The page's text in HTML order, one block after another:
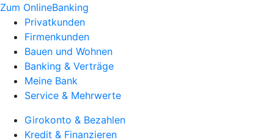
Zum OnlineBanking
Privatkunden
Firmenkunden
Bauen und Wohnen
Banking & Verträge
Meine Bank
Service & Mehrwerte
Girokonto & Bezahlen
Kredit & Finanzieren